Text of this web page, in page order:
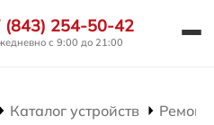
(843) 254-50-42
с 9:00 до 21:00
Каталог устройств